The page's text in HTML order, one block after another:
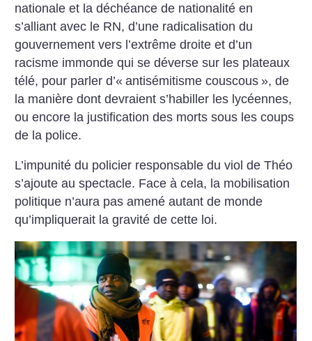
nationale et la déchéance de nationalité en
s’alliant avec le RN, d’une radicalisation du
gouvernement vers l’extrême droite et d’un
racisme immonde qui se déverse sur les plateaux
télé, pour parler d’« antisémitisme couscous », de
la manière dont devraient s’habiller les lycéennes,
ou encore la justification des morts sous les coups
de la police.
L’impunité du policier responsable du viol de Théo
s’ajoute au spectacle. Face à cela, la mobilisation
politique n’aura pas amené autant de monde
qu’impliquerait la gravité de cette loi.